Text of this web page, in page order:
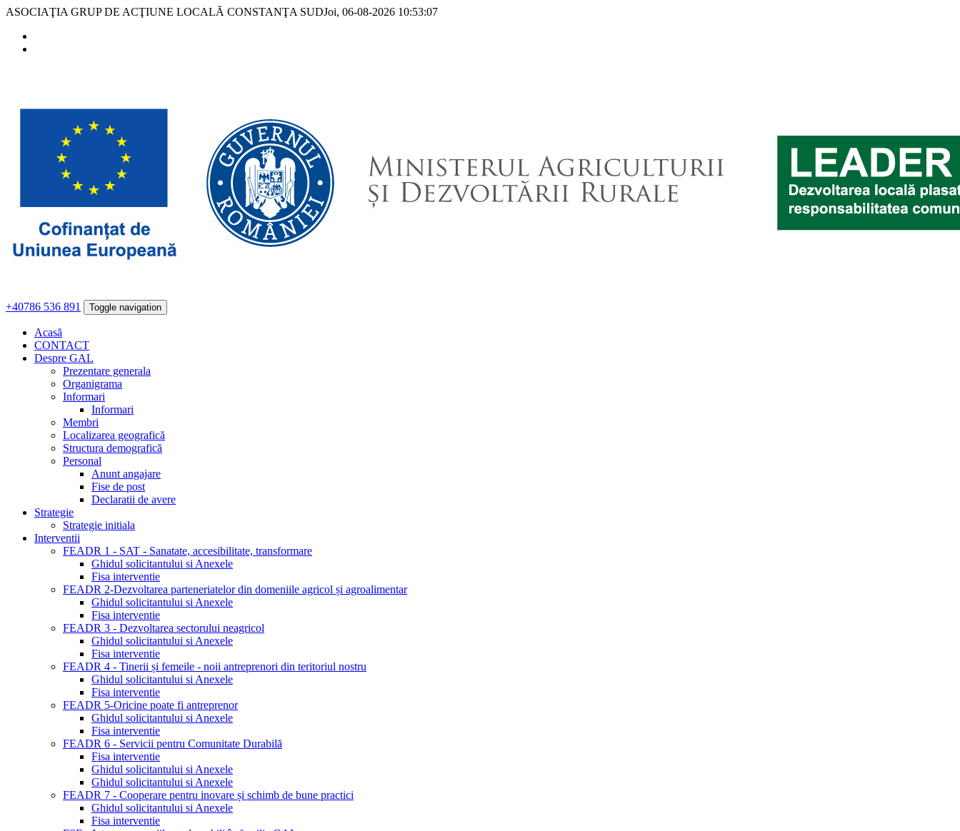
ASOCIAŢIA GRUP DE ACŢIUNE LOCALĂ CONSTANŢA SUDJoi, 06-08-2026 10:53:07
+40786 536 891 Toggle navigation
Acasă
CONTACT
Despre GAL
Prezentare generala
Organigrama
Informari
Informari
Membri
Localizarea geografică
Structura demografică
Personal
Anunt angajare
Fise de post
Declaratii de avere
Strategie
Strategie initiala
Interventii
FEADR 1 - SAT - Sanatate, accesibilitate, transformare
Ghidul solicitantului si Anexele
Fisa interventie
FEADR 2-Dezvoltarea parteneriatelor din domeniile agricol și agroalimentar
Ghidul solicitantului si Anexele
Fisa interventie
FEADR 3 - Dezvoltarea sectorului neagricol
Ghidul solicitantului si Anexele
Fisa interventie
FEADR 4 - Tinerii și femeile - noii antreprenori din teritoriul nostru
Ghidul solicitantului si Anexele
Fisa interventie
FEADR 5-Oricine poate fi antreprenor
Ghidul solicitantului si Anexele
Fisa interventie
FEADR 6 - Servicii pentru Comunitate Durabilă
Fisa interventie
Ghidul solicitantului si Anexele
Ghidul solicitantului si Anexele
FEADR 7 - Cooperare pentru inovare și schimb de bune practici
Ghidul solicitantului si Anexele
Fisa interventie